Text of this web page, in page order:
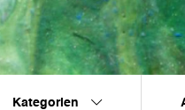
Kategorien